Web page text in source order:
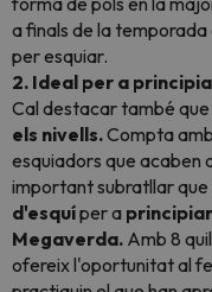
a finals de la temporada
per esquiar.
2. Ideal per a
Cal destacar també
els nivells.Compta
esquiadors que acaben
important subratllar
d'esquíper a
Megaverda. Amb 8
ofereix l'oportunitat al